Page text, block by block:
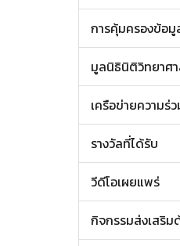
การคุ้มครองข้อ
มูลนิธินิติวิทยาศ
เครือข่ายความ
รางวัลที่ได้รับ
วีดีโอเผยแพร่
กิจกรรมส่งเสริ